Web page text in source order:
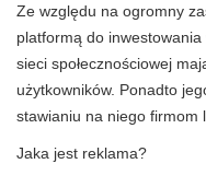
Ze względu na ogromny
platformą do
sieci społecznościowej
użytkowników. Ponadto
stawianiu na niego firmom
Jaka jest reklama?